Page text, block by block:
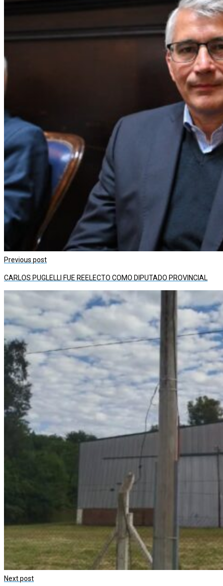
Previous post
CARLOS PUGLELLI FUE REELECTO COMO DIPUTADO PROVINCIAL
Next post